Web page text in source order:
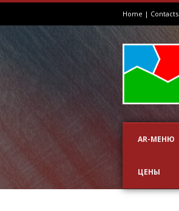
Home | Contacts
AR-МЕНЮ
ЦЕНЫ